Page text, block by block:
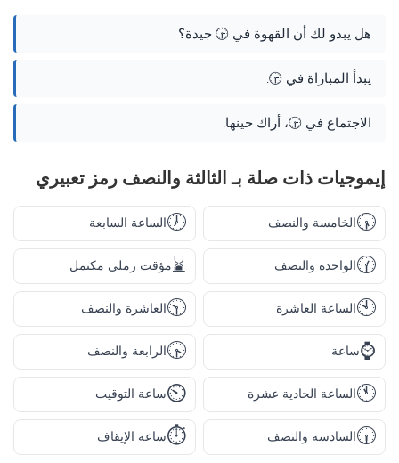
هل يبدو لك أن القهوة في 🕞 جيدة؟
يبدأ المباراة في 🕞.
الاجتماع في 🕞، أراك حينها.
إيموجيات ذات صلة بـ الثالثة والنصف رمز تعبيري
🕠الخامسة والنصف 🕖الساعة السابعة
🕜الواحدة والنصف ⌛مؤقت رملي مكتمل
🕙الساعة العاشرة 🕥العاشرة والنصف
⌚ساعة 🕟الرابعة والنصف
🕚الساعة الحادية عشرة ⏲️ساعة التوقيت
🕡السادسة والنصف ⏱️ساعة الإيقاف